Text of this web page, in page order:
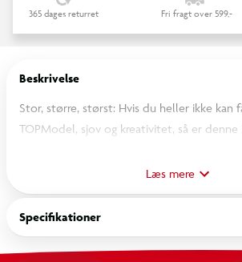
365 dages returret Fri fragt over 599,-
Beskrivelse
Stor, større, størst: Hvis du heller ikke kan
TOPModel, sjov og kreativitet, så er
forskellige farvelægningsmuligheder,
andre kreative og sjove opgaver. Denne
aktivitetsbog på 42 x 30 cm fra TOPModel
timers sjov og kreativ underholdning
Læs mere
Specifikationer